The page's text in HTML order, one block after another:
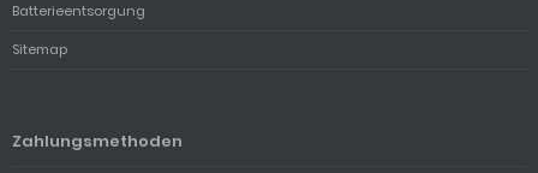
Batterieentsorgung
Sitemap
Zahlungsmethoden